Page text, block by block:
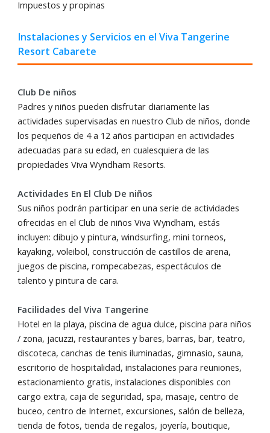
Impuestos y propinas
Instalaciones y Servicios en el Viva Tangerine
Resort Cabarete
Club De niños
Padres y niños pueden disfrutar diariamente las
actividades supervisadas en nuestro Club de niños, donde
los pequeños de 4 a 12 años participan en actividades
adecuadas para su edad, en cualesquiera de las
propiedades Viva Wyndham Resorts.
Actividades En El Club De niños
Sus niños podrán participar en una serie de actividades
ofrecidas en el Club de niños Viva Wyndham, estás
incluyen: dibujo y pintura, windsurfing, mini torneos,
kayaking, voleibol, construcción de castillos de arena,
juegos de piscina, rompecabezas, espectáculos de
talento y pintura de cara.
Facilidades del Viva Tangerine
Hotel en la playa, piscina de agua dulce, piscina para niños
/ zona, jacuzzi, restaurantes y bares, barras, bar, teatro,
discoteca, canchas de tenis iluminadas, gimnasio, sauna,
escritorio de hospitalidad, instalaciones para reuniones,
estacionamiento gratis, instalaciones disponibles con
cargo extra, caja de seguridad, spa, masaje, centro de
buceo, centro de Internet, excursiones, salón de belleza,
tienda de fotos, tienda de regalos, joyería, boutique,